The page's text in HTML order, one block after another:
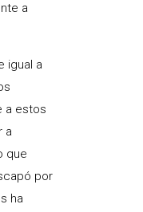
a
igual a
a estos
a
que
por
ha